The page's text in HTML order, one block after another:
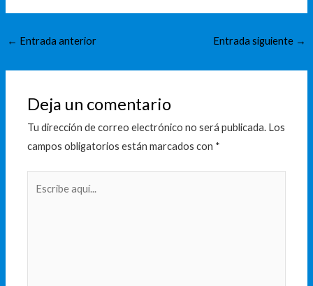
← Entrada anterior Entrada siguiente →
Deja un comentario
Tu dirección de correo electrónico no será publicada. Los
campos obligatorios están marcados con *